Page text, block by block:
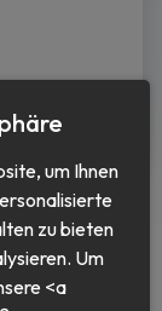
um Ihnen
zu bieten
Um
<a